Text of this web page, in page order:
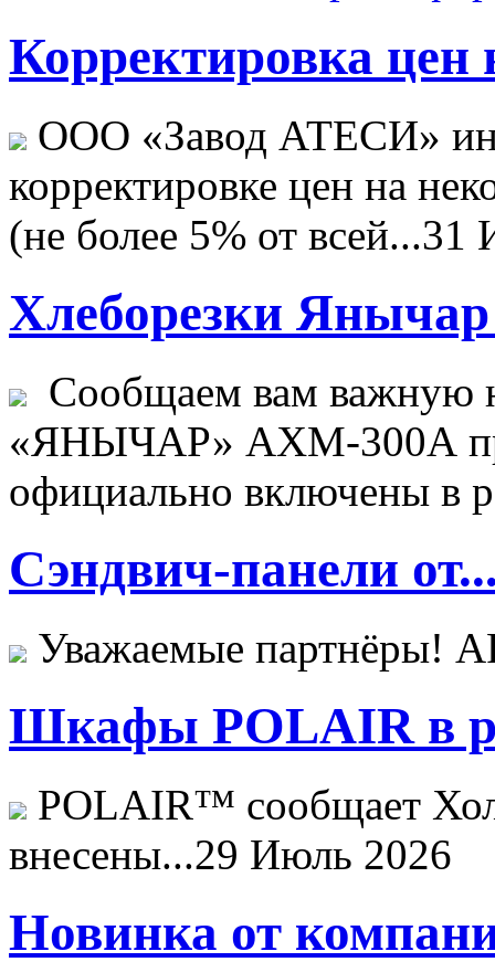
Корректировка цен
ООО «Завод АТЕСИ»
корректировке цен на
(не более 5% от всей...31
Хлеборезки Янычар
Сообщаем вам важную
«ЯНЫЧАР» АХМ-300А
официально включены в
Сэндвич-панели
Уважаемые
Шкафы POLAIR в
POLAIR™ сообщает
внесены...29 Июль 2026
Новинка от